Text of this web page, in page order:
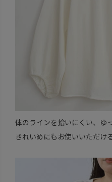
体のラインを拾いにくい、ゆ
きれいめにもお使いいただ